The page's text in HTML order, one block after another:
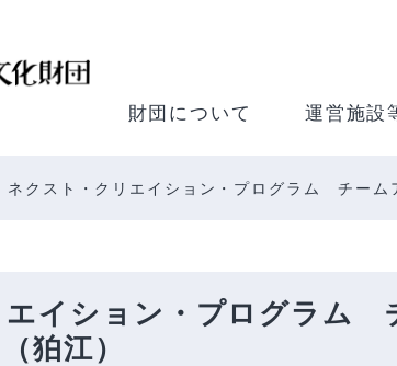
財団について 運営施設
ネクスト・クリエイション・プログラム チーム
イション・プログラム
狛江）